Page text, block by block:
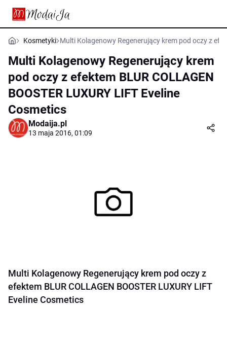
Kosmetyki Multi Kolagenowy Regenerujący krem pod oczy z
Multi Kolagenowy Regenerujący krem
pod oczy z efektem BLUR COLLAGEN
BOOSTER LUXURY LIFT Eveline
Cosmetics
Modaija.pl
13 maja 2016, 01:09
Multi Kolagenowy Regenerujący krem pod oczy z
efektem BLUR COLLAGEN BOOSTER LUXURY LIFT
Eveline Cosmetics